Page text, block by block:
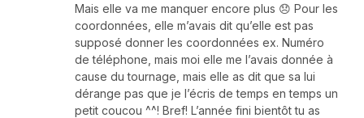
Mais elle va me manquer encore plus 😞 Pour les
coordonnées, elle m’avais dit qu’elle est pas
supposé donner les coordonnées ex. Numéro
de téléphone, mais moi elle me l’avais donnée à
cause du tournage, mais elle as dit que sa lui
dérange pas que je l’écris de temps en temps un
petit coucou ^^! Bref! L’année fini bientôt tu as